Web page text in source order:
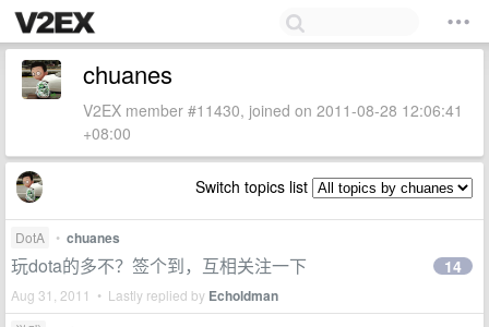
chuanes
V2EX member #11430, joined on 2011-08-28 12:06:41
+08:00
Switch topics list
DotA • chuanes
玩dota的多不？签个到，互相关注一下
Aug 31, 2011 • Lastly replied by Echoldman
14